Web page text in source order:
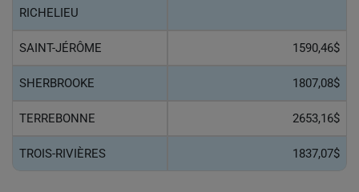
RICHELIEU
SAINT-JÉRÔME 1590,46$
SHERBROOKE 1807,08$
TERREBONNE 2653,16$
TROIS-RIVIÈRES 1837,07$